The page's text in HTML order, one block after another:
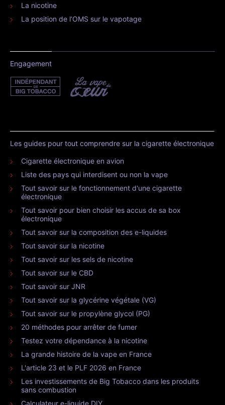
La nicotine
La position de l’OMS sur le vapotage
Engagement
Les guides pour tout comprendre sur la cigarette électronique
Cigarette électronique en avion
Liste des pays qui interdisent ou non la vape
Tout savoir sur le fonctionnement d'une cigarette
électronique
Tout savoir pour bien choisir les accus de sa box
électronique
Tout savoir sur la composition des e-liquides
Tout savoir sur la nicotine
Tout savoir sur les sels de nicotine
Tout savoir sur le CBD
Tout savoir sur JNR
Tout savoir sur la glycérine végétale (VG)
Tout savoir sur le propylène glycol (PG)
20 méthodes pour arrêter de fumer
Testez votre dépendance à la nicotine
La grande histoire de la vape en France
L'article 23 et le PLF 2026 en France
Les investissements de Big Tobacco dans les produits
sans combustion
Calculateur e-liquide DIY